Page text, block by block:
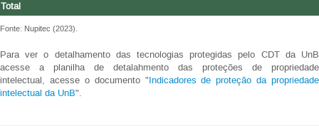
Total
Fonte: Nupitec (2023).
Para ver o detalhamento das tecnologias protegidas pelo CDT da UnB
acesse a planilha de detalahmento das proteções de propriedade
intelectual, acesse o documento "Indicadores de proteção da propriedade
intelectual da UnB".